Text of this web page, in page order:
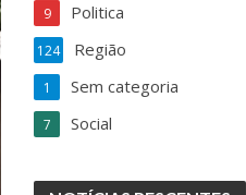
Politica
9
Região
124
Sem categoria
1
Social
7